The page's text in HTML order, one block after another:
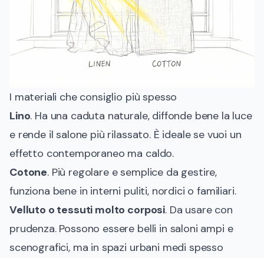
I materiali che consiglio più spesso
Lino. Ha una caduta naturale, diffonde bene la luce
e rende il salone più rilassato. È ideale se vuoi un
effetto contemporaneo ma caldo.
Cotone. Più regolare e semplice da gestire,
funziona bene in interni puliti, nordici o familiari.
Velluto o tessuti molto corposi. Da usare con
prudenza. Possono essere belli in saloni ampi e
scenografici, ma in spazi urbani medi spesso